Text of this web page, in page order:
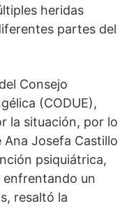
heridas
partes del
Consejo
(CODUE),
la situación, por lo
Ana Josefa Castillo
psiquiátrica,
enfrentando un
resaltó la